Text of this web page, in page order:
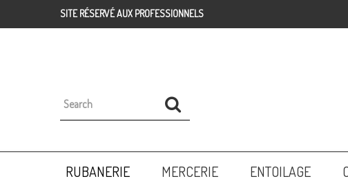
SITE RÉSERVÉ AUX PROFESSIONNELS
RUBANERIE MERCERIE ENTOILAGE